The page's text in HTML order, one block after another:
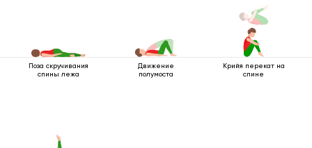
Поза скручивания
спины лежа
Движение
полумоста
Крийя перекат на
спине